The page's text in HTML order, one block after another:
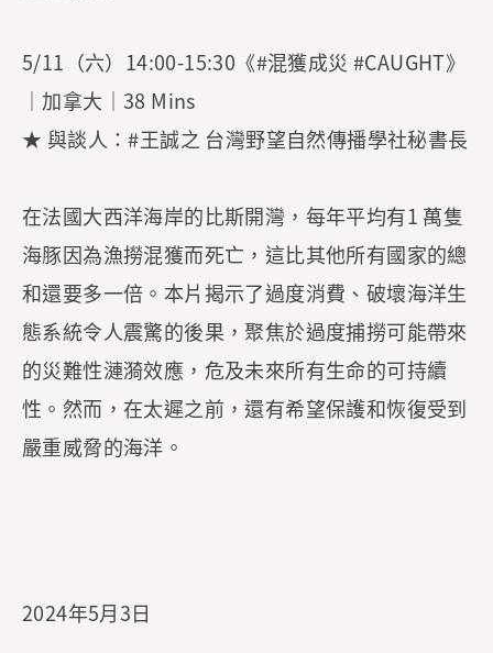
5/11（六）14:00-15:30《#混獲成災 #CAUGHT》
｜加拿大｜38 Mins
★ 與談人：#王誠之 台灣野望自然傳播學社秘書長
在法國大西洋海岸的比斯開灣，每年平均有1 萬隻
海豚因為漁撈混獲而死亡，這比其他所有國家的總
和還要多一倍。本片揭示了過度消費、破壞海洋生
態系統令人震驚的後果，聚焦於過度捕撈可能帶來
的災難性漣漪效應，危及未來所有生命的可持續
性。然而，在太遲之前，還有希望保護和恢復受到
嚴重威脅的海洋。
2024年5月3日